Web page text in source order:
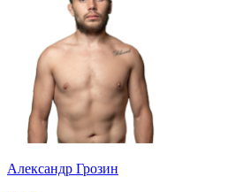
Александр Грозин